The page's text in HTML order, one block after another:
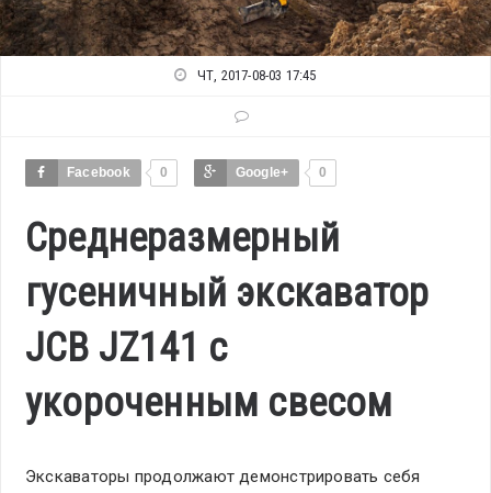
ЧТ, 2017-08-03 17:45
Facebook 0 Google+ 0
Среднеразмерный
гусеничный экскаватор
JCB JZ141 с
укороченным свесом
Экскаваторы продолжают демонстрировать себя